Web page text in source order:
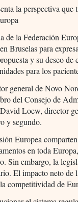
la perspectiva que
de la Federación
Bruselas para
y su deseo de
para los
general de Novo
del Consejo de
Loew, director
y segundo.
Europea
en toda
Sin embargo, la
El impacto neto de
competitividad de